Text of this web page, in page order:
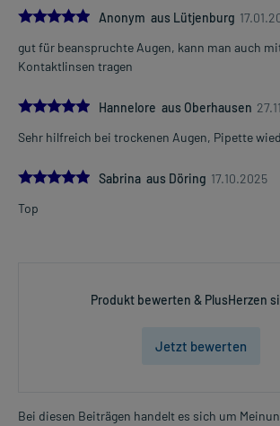
5.0Anonym aus Lütjenburg
gut für beanspruchte Augen, kann man auch
Kontaktlinsen tragen
5.0
Hannelore aus Oberhausen
Sehr hilfreich bei trockenen Augen, Pipette
5.0
Sabrina aus Döring 17.10.2025
Top
Produkt bewerten & PlusHerzen
Jetzt bewerten
Bei diesen Beiträgen handelt es sich um